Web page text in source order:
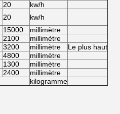
20
kw/h
20 kw/h
15000
millimètre
2100
millimètre
3200 millimètre Le plus haut
4800
millimètre
1300
millimètre
2400
millimètre
kilogramme